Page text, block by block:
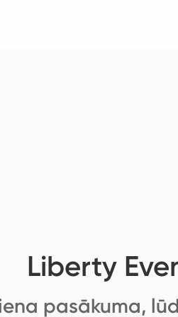
Liberty
pasākuma,